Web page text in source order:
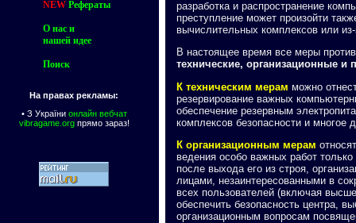
NEW Рефераты
О нас и
нашей идее
Поиск
На правах рекламы:
• З України онлайн вебчат
vibragame.orgпрямо зараз!
разработка и распространение
преступление может произойти
вычислительных комплексов или
В настоящее время все меры
технические, организационные и
К техническим мерам можно
резервирование важных
обеспечение резервным
комплексов безопасности и многое
К организационным мерам
ведения особо важных работ
после выхода его из строя,
лицами, незаинтересованными в
всех пользователей (включая
обеспечить безопасность центра,
организационным вопросам